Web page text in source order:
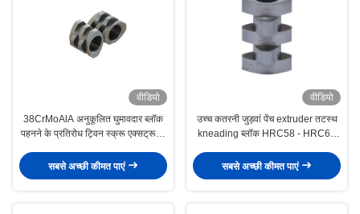
वीडियो
38CrMoAlA अनुकूलित घुमावदार ब्लॉक
पहनने के प्रतिरोध ट्विन स्क्रू एक्सट्रूडर
सबसे अच्छी कीमत पाएं
वीडियो
उच्च कतरनी जुड़वां पेंच extruder तटस्थ
kneading ब्लॉक HRC58 - HRC62
सबसे अच्छी कीमत पाएं